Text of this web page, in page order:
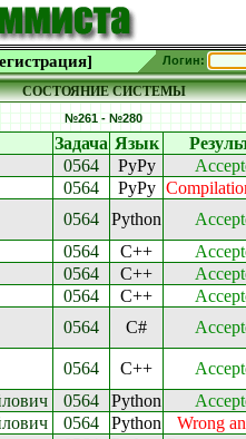
Логин:
СОСТОЯНИЕ СИСТЕМЫ
№261 - №280
Задача Язык
0564 PyPy
0564 PyPy
0564 Python
0564 C++
0564 C++
0564 C++
0564 C#
0564 C++
0564 Python
0564 Python
Wrong